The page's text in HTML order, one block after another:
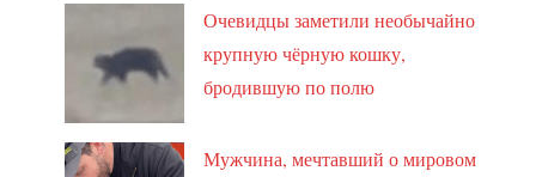
Очевидцы заметили необычайно
крупную чёрную кошку,
бродившую по полю
Мужчина, мечтавший о мировом